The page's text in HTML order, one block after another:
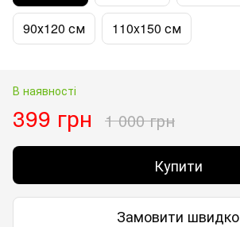
90х120 см 110x150 см
В наявності
399 грн 1 000 грн
Купити
Замовити швидко